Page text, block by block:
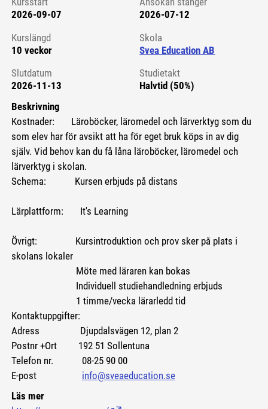
Kursstart 6228752
2026-09-07
2026-07-12
Kurslängd
10 veckor
Skola
Svea Education AB
Slutdatum
2026-11-13
Studietakt
Halvtid (50%)
Beskrivning
Kostnader: Läroböcker, läromedel och lärverktyg som du
som elev har för avsikt att ha för eget bruk köps in av dig
själv. Vid behov kan du få låna läroböcker, läromedel och
lärverktyg i skolan.
Schema: Kursen erbjuds på distans
Lärplattform: It's Learning
Övrigt: Kursintroduktion och prov sker på plats i
skolans lokaler
Möte med läraren kan bokas
Individuell studiehandledning erbjuds
1 timme/vecka lärarledd tid
Kontaktuppgifter:
Adress Djupdalsvägen 12, plan 2
Postnr +Ort 192 51 Sollentuna
Telefon nr. 08-25 90 00
E-post info@sveaeducation.se
Läs mer